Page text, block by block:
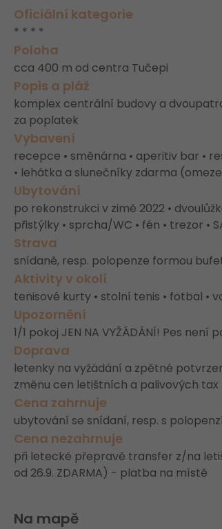
Oficiální kategorie
* * * *
Poloha
cca 400 m od centra Tučepi
Popis a pláž
komplex centrální budovy a
za poplatek
Vybavení
recepce • směnárna • aperitiv bar •
• lehátka a slunečníky zdarma
Ubytování
po rekonstrukci v zimě 2022 •
přistýlky • sprcha/WC • fén • trezor •
Strava
snídaně, resp. polopenze formou
Aktivity v okolí
tenisové kurty • stolní tenis • fotbal •
Upozornění
1/1 pokoj JEN NA VYŽÁDÁNÍ! Pes není
Doprava
letenky na vyžádání a zpětné
změnu cen letištních a palivových tax
Cena zahrnuje
ubytování se snídaní, resp. s
Cena nezahrnuje
při letecké přepravě transfer z/na
od 26.9. ZDARMA) - platba na místě
Na mapě